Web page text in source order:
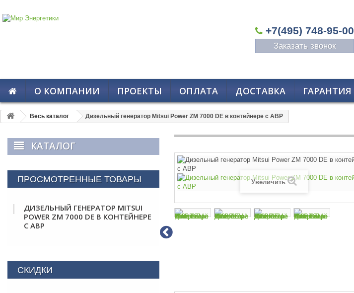
+7(495) 748-95-00
Заказать звонок
О КОМПАНИИ ПРОЕКТЫ ОПЛАТА ДОСТАВКА ГАРАНТИЯ
Весь каталог Дизельный генератор Mitsui Power ZM 7000 DE в контейнере с АВР
КАТАЛОГ
ПРОСМОТРЕННЫЕ ТОВАРЫ
ДИЗЕЛЬНЫЙ ГЕНЕРАТОР MITSUI
POWER ZM 7000 DE В КОНТЕЙНЕРЕ
С АВР
СКИДКИ
Увеличить